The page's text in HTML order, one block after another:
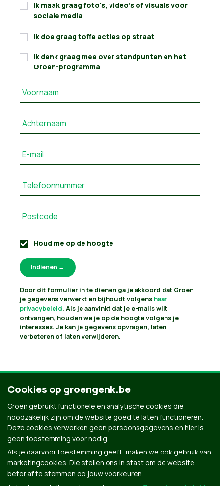
Ik maak graag foto's, video's of visuals voor
sociale media
Ik doe graag toffe acties op straat
Ik denk graag mee over standpunten en het
Groen-programma
Voornaam
Achternaam
E-mail
Telefoonnummer
Postcode
Houd me op de hoogte
Door dit formulier in te dienen ga je akkoord dat Groen
je gegevens verwerkt en bijhoudt volgens haar
privacybeleid. Als je aanvinkt dat je e-mails wilt
ontvangen, houden we je op de hoogte volgens je
interesses. Je kan je gegevens opvragen, laten
verbeteren of laten verwijderen.
Cookies op groengenk.be
Groen gebruikt functionele en analytische cookies die
noodzakelijk zijn om de website goed te laten functioneren.
Deze cookies verwerken geen persoonsgegevens en hier is
geen toestemming voor nodig.
Als je daarvoor toestemming geeft, maken we ook gebruik van
marketingcookies. Die stellen ons in staat om de website
beter af te stemmen op jouw voorkeuren.